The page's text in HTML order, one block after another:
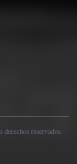
reservados.